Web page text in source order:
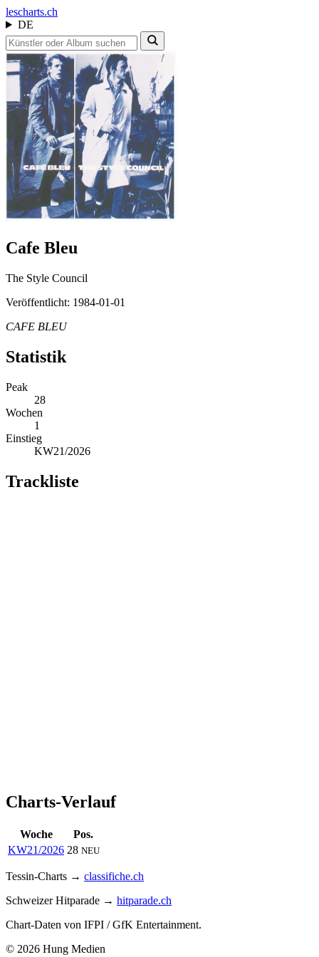
lescharts.ch
DE
Cafe Bleu
The Style Council
Veröffentlicht: 1984-01-01
CAFE BLEU
Statistik
Peak
28
Wochen
1
Einstieg
KW21/2026
Trackliste
Charts-Verlauf
Woche
Pos.
KW21/2026 28 NEU
Tessin-Charts → classifiche.ch
Schweizer Hitparade → hitparade.ch
Chart-Daten von IFPI / GfK Entertainment.
© 2026 Hung Medien